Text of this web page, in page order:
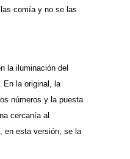
comía y no se las
la iluminación del
En la original, la
números y la puesta
cercanía al
en esta versión, se la